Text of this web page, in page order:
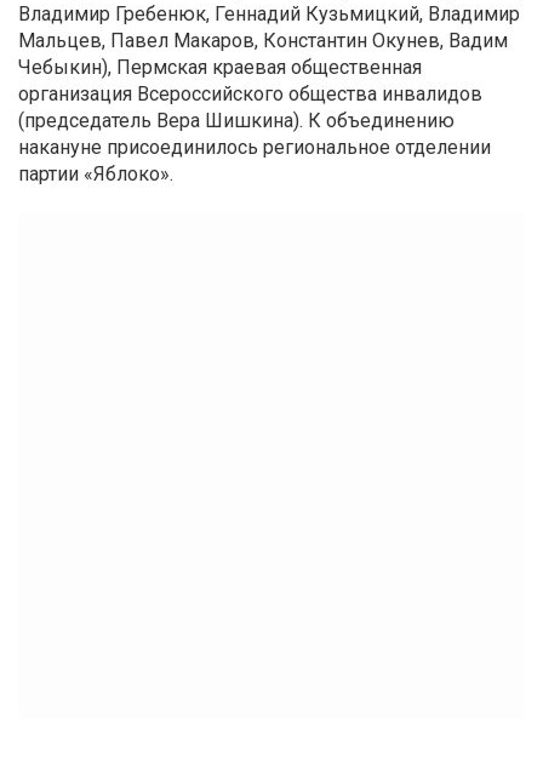
Владимир Гребенюк, Геннадий Кузьмицкий, Владимир
Мальцев, Павел Макаров, Константин Окунев, Вадим
Чебыкин), Пермская краевая общественная
организация Всероссийского общества инвалидов
(председатель Вера Шишкина). К объединению
накануне присоединилось региональное отделении
партии «Яблоко».